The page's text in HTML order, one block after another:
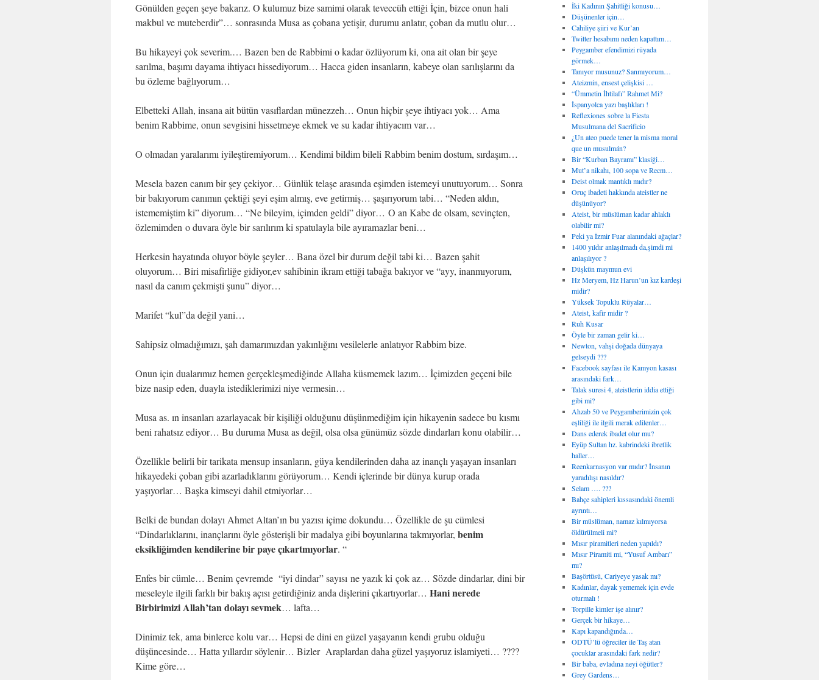
Gönülden geçen şeye bakarız. O kulumuz bize samimi olarak teveccüh ettiği İçin, bizce onun hali
makbul ve muteberdir”… sonrasında Musa as çobana yetişir, durumu anlatır, çoban da mutlu olur…
Bu hikayeyi çok severim.… Bazen ben de Rabbimi o kadar özlüyorum ki, ona ait olan bir şeye
sarılma, başımı dayama ihtiyacı hissediyorum… Hacca giden insanların, kabeye olan sarılışlarını da
bu özleme bağlıyorum…
Elbetteki Allah, insana ait bütün vasıflardan münezzeh… Onun hiçbir şeye ihtiyacı yok… Ama
benim Rabbime, onun sevgisini hissetmeye ekmek ve su kadar ihtiyacım var…
O olmadan yaralarımı iyileştiremiyorum… Kendimi bildim bileli Rabbim benim dostum, sırdaşım…
Mesela bazen canım bir şey çekiyor… Günlük telaşe arasında eşimden istemeyi unutuyorum… Sonra
bir bakıyorum canımın çektiği şeyi eşim almış, eve getirmiş… şaşırıyorum tabi… “Neden aldın,
istememiştim ki” diyorum… “Ne bileyim, içimden geldi” diyor… O an Kabe de olsam, sevinçten,
özlemimden o duvara öyle bir sarılırım ki spatulayla bile ayıramazlar beni…
Herkesin hayatında oluyor böyle şeyler… Bana özel bir durum değil tabi ki… Bazen şahit
oluyorum… Biri misafirliğe gidiyor,ev sahibinin ikram ettiği tabağa bakıyor ve “ayy, inanmıyorum,
nasıl da canım çekmişti şunu” diyor…
Marifet “kul”da değil yani…
Sahipsiz olmadığımızı, şah damarımızdan yakınlığını vesilelerle anlatıyor Rabbim bize.
Onun için dualarımız hemen gerçekleşmediğinde Allaha küsmemek lazım… İçimizden geçeni bile
bize nasip eden, duayla istediklerimizi niye vermesin…
Musa as. ın insanları azarlayacak bir kişiliği olduğunu düşünmediğim için hikayenin sadece bu kısmı
beni rahatsız ediyor… Bu duruma Musa as değil, olsa olsa günümüz sözde dindarları konu olabilir…
Özellikle belirli bir tarikata mensup insanların, güya kendilerinden daha az inançlı yaşayan insanları
hikayedeki çoban gibi azarladıklarını görüyorum… Kendi içlerinde bir dünya kurup orada
yaşıyorlar… Başka kimseyi dahil etmiyorlar…
Belki de bundan dolayı Ahmet Altan’ın bu yazısı içime dokundu… Özellikle de şu cümlesi
“Dindarlıklarını, inançlarını öyle gösterişli bir madalya gibi boyunlarına takmıyorlar, benim
eksikliğimden kendilerine bir paye çıkartmıyorlar. “
Enfes bir cümle… Benim çevremde “iyi dindar” sayısı ne yazık ki çok az… Sözde dindarlar, dini bir
meseleyle ilgili farklı bir bakış açısı getirdiğiniz anda dişlerini çıkartıyorlar… Hani nerede
Birbirimizi Allah’tan dolayı sevmek… lafta…
Dinimiz tek, ama binlerce kolu var… Hepsi de dini en güzel yaşayanın kendi grubu olduğu
düşüncesinde… Hatta yıllardır söylenir… Bizler Araplardan daha güzel yaşıyoruz islamiyeti… ????
Kime göre…
İki Kadının Şahitliği konusu…
Düşünenler için…
Cahiliye şiiri ve Kur’an
Twitter hesabımı neden kapattım…
Peygamber efendimizi rüyada
görmek…
Tanıyor musunuz? Sanmıyorum…
Ateizmin, ensest çelişkisi …
“Ümmetin İhtilafı” Rahmet Mi?
İspanyolca yazı başlıkları !
Reflexiones sobre la Fiesta
Musulmana del Sacrificio
¿Un ateo puede tener la misma moral
que un musulmán?
Bir “Kurban Bayramı” klasiği…
Mut’a nikahı, 100 sopa ve Recm…
Deist olmak mantıklı mıdır?
Oruç ibadeti hakkında ateistler ne
düşünüyor?
Ateist, bir müslüman kadar ahlaklı
olabilir mi?
Peki ya İzmir Fuar alanındaki ağaçlar?
1400 yıldır anlaşılmadı da,şimdi mi
anlaşılıyor ?
Düşkün maymun evi
Hz Meryem, Hz Harun’un kız kardeşi
midir?
Yüksek Topuklu Rüyalar…
Ateist, kafir midir ?
Ruh Kusar
Öyle bir zaman gelir ki…
Newton, vahşi doğada dünyaya
gelseydi ???
Facebook sayfası ile Kamyon kasası
arasındaki fark…
Talak suresi 4, ateistlerin iddia ettiği
gibi mi?
Ahzab 50 ve Peygamberimizin çok
eşliliği ile ilgili merak edilenler…
Dans ederek ibadet olur mu?
Eyüp Sultan hz. kabrindeki ibretlik
haller…
Reenkarnasyon var mıdır? İnsanın
yaradılışı nasıldır?
Selam …. ???
Bahçe sahipleri kıssasındaki önemli
ayrıntı…
Bir müslüman, namaz kılmıyorsa
öldürülmeli mi?
Mısır piramitleri neden yapıldı?
Mısır Piramiti mi, “Yusuf Ambarı”
mı?
Başörtüsü, Cariyeye yasak mı?
Kadınlar, dayak yememek için evde
oturmalı !
Torpille kimler işe alınır?
Gerçek bir hikaye…
Kapı kapandığında…
ODTÜ’lü öğreciler ile Taş atan
çocuklar arasındaki fark nedir?
Bir baba, evladına neyi öğütler?
Grey Gardens…